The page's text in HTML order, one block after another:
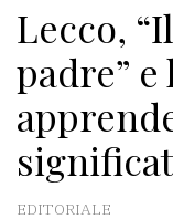
Meteo
CONTATTI
La
Lecco,
padre” e
EDITORIALE